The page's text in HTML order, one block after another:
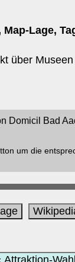
Lage,
über
Domicil Bad
um die